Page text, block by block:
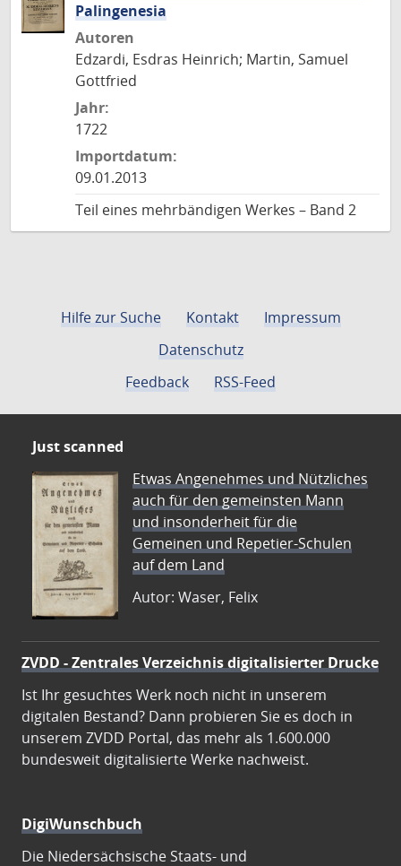
Palingenesia
Autoren
Edzardi, Esdras Heinrich; Martin, Samuel
Gottfried
Jahr:
1722
Importdatum:
09.01.2013
Teil eines mehrbändigen Werkes – Band 2
Hilfe zur Suche Kontakt
Impressum
Datenschutz
Feedback
RSS-Feed
Just scanned
Etwas Angenehmes und Nützliches
auch für den gemeinsten Mann
und insonderheit für die
Gemeinen und Repetier-Schulen
auf dem Land
Autor: Waser, Felix
ZVDD - Zentrales Verzeichnis digitalisierter Drucke
Ist Ihr gesuchtes Werk noch nicht in unserem
digitalen Bestand? Dann probieren Sie es doch in
unserem ZVDD Portal, das mehr als 1.600.000
bundesweit digitalisierte Werke nachweist.
DigiWunschbuch
Die Niedersächsische Staats- und